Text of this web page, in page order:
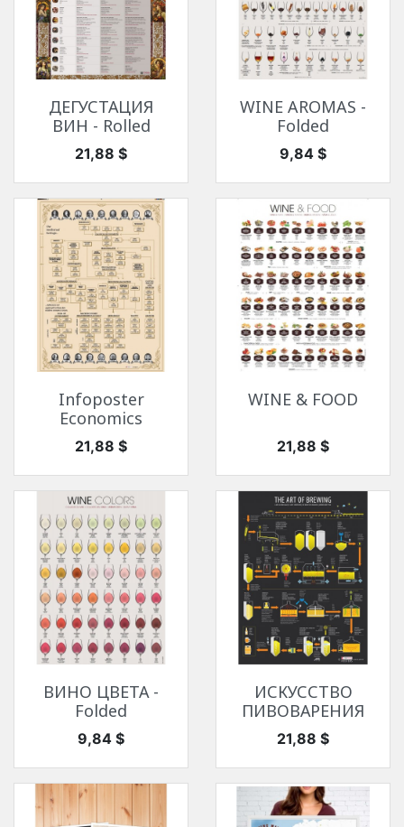
ДЕГУСТАЦИЯ
ВИН - Rolled
Цена
21,88 $
WINE AROMAS -
Folded
Цена
9,84 $
Infoposter
Economics
Цена
21,88 $
WINE & FOOD
Цена
21,88 $
ВИНО ЦВЕТА -
Folded
Цена
9,84 $
ИСКУССТВО
ПИВОВАРЕНИЯ
Цена
21,88 $